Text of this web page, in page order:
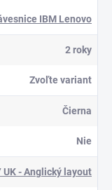
IBM Lenovo
2 roky
Zvoľte variant
Čierna
Nie
UK - Anglický layout